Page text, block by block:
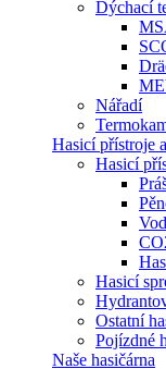
Dýchací
Nářadí
Hasicí přístroje
Hasicí
Hasicí
Ostatní
Pojízdné
Naše hasičárna